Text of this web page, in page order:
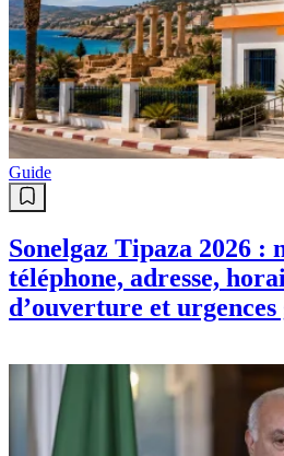
Guide
Sonelgaz Tipaza 2026 :
téléphone, adresse,
d’ouverture et urgences